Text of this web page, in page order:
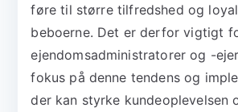
føre til større tilfredshed og
beboerne. Det er derfor vigtigt
ejendomsadministratorer og -
fokus på denne tendens og
der kan styrke kundeoplevelsen